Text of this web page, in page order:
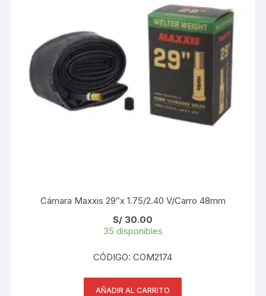
Cámara Maxxis 29″x 1.75/2.40 V/Carro 48mm
S/ 30.00
35 disponibles
CÓDIGO: COM2174
AÑADIR AL CARRITO